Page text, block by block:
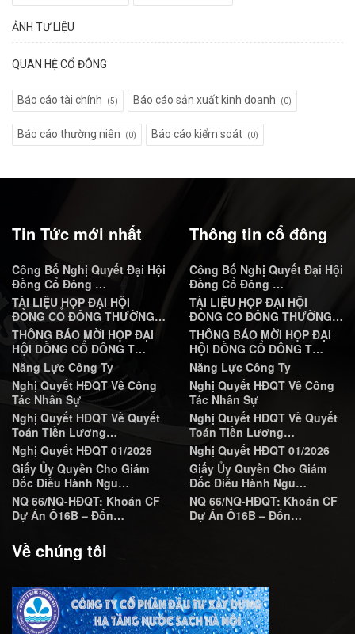
ẢNH TƯ LIỆU
QUAN HỆ CỔ ĐÔNG
Báo cáo tài chính (5) Báo cáo sản xuất kinh doanh (0)
Báo cáo thường niên (0) Báo cáo kiểm soát (0)
Tin Tức mới nhất
Công Bố Nghị Quyết Đại Hội
Đồng Cổ Đông …
TÀI LIỆU HỌP ĐẠI HỘI
ĐỒNG CỔ ĐÔNG THƯỜNG…
THÔNG BÁO MỜI HỌP ĐẠI
HỘI ĐỒNG CỔ ĐÔNG T…
Năng Lực Công Ty
Nghị Quyết HĐQT Về Công
Tác Nhân Sự
Nghị Quyết HĐQT Về Quyết
Toán Tiền Lương…
Nghị Quyết HĐQT 01/2026
Giấy Ủy Quyền Cho Giám
Đốc Điều Hành Ngu…
NQ 66/NQ-HĐQT: Khoán CF
Dự Án Ô16B – Đốn…
Thông tin cổ đông
Công Bố Nghị Quyết Đại Hội
Đồng Cổ Đông …
TÀI LIỆU HỌP ĐẠI HỘI
ĐỒNG CỔ ĐÔNG THƯỜNG…
THÔNG BÁO MỜI HỌP ĐẠI
HỘI ĐỒNG CỔ ĐÔNG T…
Năng Lực Công Ty
Nghị Quyết HĐQT Về Công
Tác Nhân Sự
Nghị Quyết HĐQT Về Quyết
Toán Tiền Lương…
Nghị Quyết HĐQT 01/2026
Giấy Ủy Quyền Cho Giám
Đốc Điều Hành Ngu…
NQ 66/NQ-HĐQT: Khoán CF
Dự Án Ô16B – Đốn…
Về chúng tôi